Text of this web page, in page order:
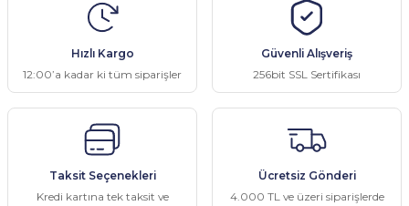
tarafımıza iletebilirsiniz.
Görüş ve önerileriniz için teşekkür ederiz.
Ürün resmi kalitesiz, bozuk veya görüntülenemiyor.
Ürün bilgilerinde hatalar bulunuyor.
Ürün fiyatı diğer sitelerden daha pahalı.
Bu ürüne benzer farklı alternatifler olmalı.
Hızlı Kargo
12:00’a kadar ki tüm siparişler
Güvenli Alışveriş
256bit SSL Sertifikası
Taksit Seçenekleri
Kredi kartına tek taksit ve
Ücretsiz Gönderi
4.000 TL ve üzeri siparişlerde